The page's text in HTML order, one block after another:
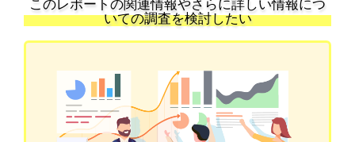
このレポートの関連情報やさらに詳しい情報につ
いての調査を検討したい